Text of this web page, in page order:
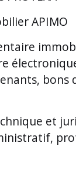
APIMO
bons
et